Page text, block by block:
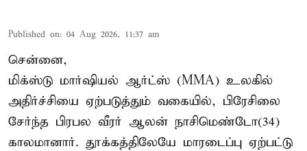
Published on: 04 Aug 2026, 11:37 am
சென்னை,
மிக்ஸ்டு மார்ஷியல் ஆர்ட்ஸ் (MMA) உலகில்
அதிர்ச்சியை ஏற்படுத்தும் வகையில், பிரேசிலை
சேர்ந்த பிரபல வீரர் ஆலன் நாசிமெண்டோ(34)
காலமானார். தூக்கத்திலேயே மாரடைப்பு ஏற்பட்டு